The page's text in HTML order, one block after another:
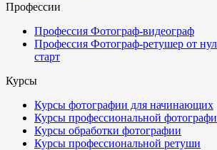
Профессии
Профессия Фотограф-видеограф
Профессия Фотограф-ретушер от
старт
Курсы
Курсы фотографии для начинающих
Курсы профессиональной
Курсы обработки фотографии
Курсы профессиональной ретуши